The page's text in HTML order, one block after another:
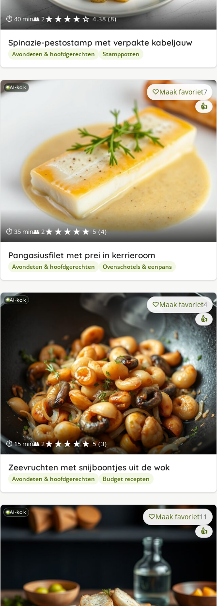
⏱ 40 min👥 2★★★★☆ 4.38 (8)
Spinazie-pestostamp met verpakte kabeljauw
Avondeten & hoofdgerechten Stamppotten
AI-kok
⏱ 35 min👥 2★★★★★ 5 (4)
Maak favoriet7
👍
Pangasiusfilet met prei in kerrieroom
Avondeten & hoofdgerechten Ovenschotels & eenpans
AI-kok
⏱ 15 min👥 2★★★★★ 5 (3)
Maak favoriet4
👍
Zeevruchten met snijboontjes uit de wok
Avondeten & hoofdgerechten Budget recepten
AI-kok Maak favoriet11
👍